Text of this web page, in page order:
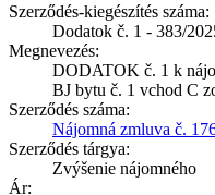
Szerződés-kiegészítés száma:
Dodatok č. 1 - 383/
Megnevezés:
DODATOK č. 1 k
BJ bytu č. 1 vchod C
Szerződés száma:
Nájomná zmluva č.
Szerződés tárgya:
Zvýšenie nájomného
Ár: